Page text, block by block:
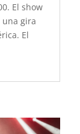
El show
gira
El